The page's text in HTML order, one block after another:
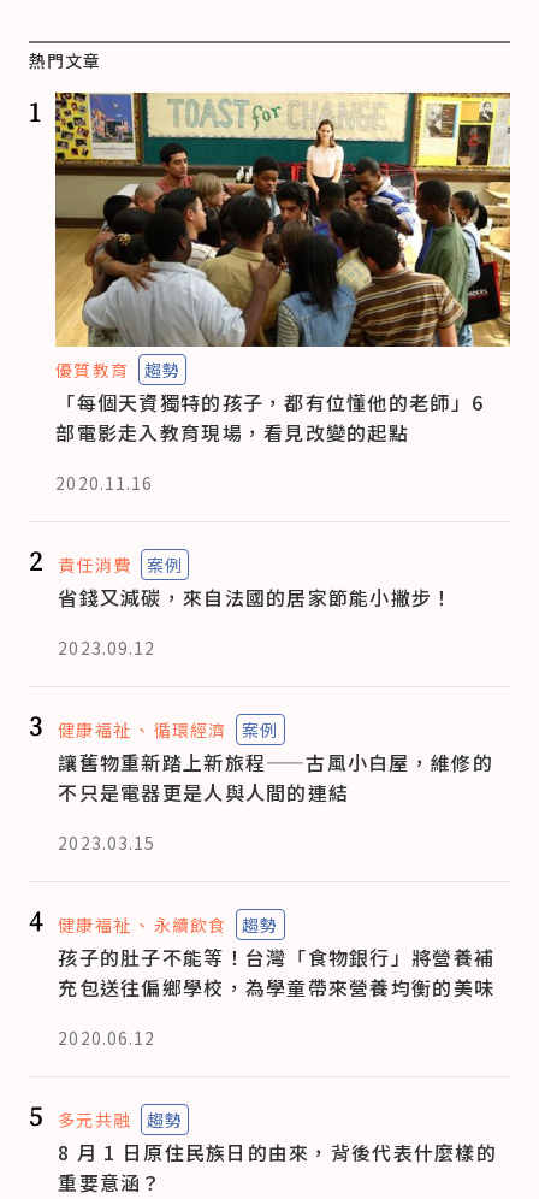
熱門文章
1
優質教育 趨勢
「每個天資獨特的孩子，都有位懂他的老師」6
部電影走入教育現場，看見改變的起點
2020.11.16
2 責任消費 案例
省錢又減碳，來自法國的居家節能小撇步！
2023.09.12
3 健康福祉 循環經濟 案例
讓舊物重新踏上新旅程——古風小白屋，維修的
不只是電器更是人與人間的連結
2023.03.15
4 健康福祉 永續飲食 趨勢
孩子的肚子不能等！台灣「食物銀行」將營養補
充包送往偏鄉學校，為學童帶來營養均衡的美味
2020.06.12
5 多元共融 趨勢
8 月 1 日原住民族日的由來，背後代表什麼樣的
重要意涵？